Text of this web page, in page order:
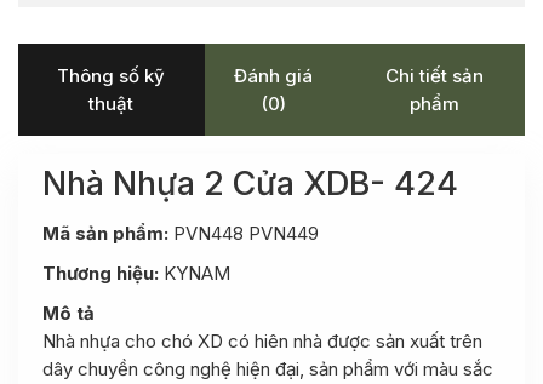
Thông số kỹ
thuật
Đánh giá
(0)
Chi tiết sản
phẩm
Nhà Nhựa 2 Cửa XDB- 424
Mã sản phẩm: PVN448 PVN449
Thương hiệu: KYNAM
Mô tả
Nhà nhựa cho chó XD có hiên nhà được sản xuất trên
dây chuyền công nghệ hiện đại, sản phẩm với màu sắc